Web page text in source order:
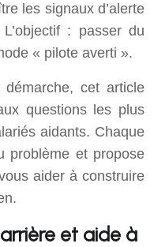
les signaux d’alerte
: passer du
« pilote averti ».
cet article
questions les plus
aidants. Chaque
problème et propose
aider à construire
et aide à